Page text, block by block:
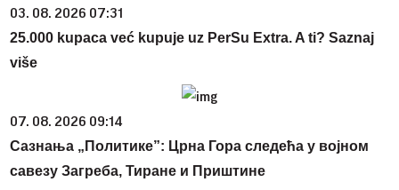
03. 08. 2026 07:31
25.000 kupaca već kupuje uz PerSu Extra. A ti? Saznaj
više
07. 08. 2026 09:14
Сазнања „Политике”: Црна Гора следећа у војном
савезу Загреба, Тиране и Приштине